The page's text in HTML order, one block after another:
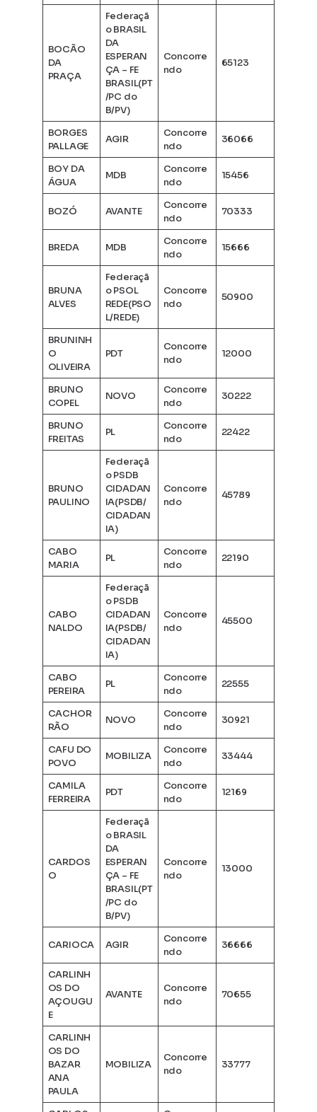
BOCÃO
DA
PRAÇA
Federaçã
o BRASIL
DA
ESPERAN
ÇA – FE
BRASIL(PT
/PC do
B/PV)
Concorre
ndo
65123
BORGES
PALLAGE
AGIR
Concorre
ndo
36066
BOY DA
ÁGUA
MDB
Concorre
ndo
15456
BOZÓ AVANTE
Concorre
ndo
70333
BREDA MDB
Concorre
ndo
15666
BRUNA
ALVES
Federaçã
o PSOL
REDE(PSO
L/REDE)
Concorre
ndo
50900
BRUNINH
O
OLIVEIRA
PDT
Concorre
ndo
12000
BRUNO
COPEL
NOVO
Concorre
ndo
30222
BRUNO
FREITAS
PL
Concorre
ndo
22422
BRUNO
PAULINO
Federaçã
o PSDB
CIDADAN
IA(PSDB/
CIDADAN
IA)
Concorre
ndo
45789
CABO
MARIA
PL
Concorre
ndo
22190
CABO
NALDO
Federaçã
o PSDB
CIDADAN
IA(PSDB/
CIDADAN
IA)
Concorre
ndo
45500
CABO
PEREIRA
PL
Concorre
ndo
22555
CACHOR
RÃO
NOVO
Concorre
ndo
30921
CAFU DO
POVO
MOBILIZA
Concorre
ndo
33444
CAMILA
FERREIRA
PDT
Concorre
ndo
12169
CARDOS
O
Federaçã
o BRASIL
DA
ESPERAN
ÇA – FE
BRASIL(PT
/PC do
B/PV)
Concorre
ndo
13000
CARIOCA AGIR
Concorre
ndo
36666
CARLINH
OS DO
AÇOUGU
E
AVANTE
Concorre
ndo
70655
CARLINH
OS DO
BAZAR
ANA
PAULA
MOBILIZA
Concorre
ndo
33777